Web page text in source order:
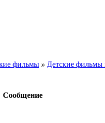
фильмы » Детские
Сообщение